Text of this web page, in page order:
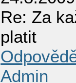
Re: Za
platit
Admin